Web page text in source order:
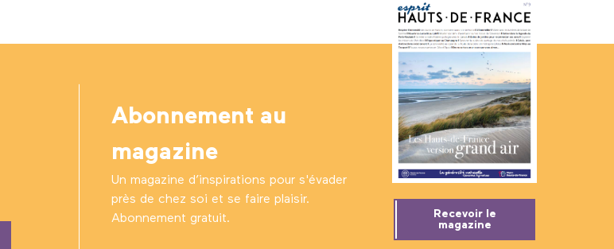
Abonnement au
magazine
Un magazine d’inspirations pour s'évader
près de chez soi et se faire plaisir.
Abonnement gratuit.
Recevoir le
magazine